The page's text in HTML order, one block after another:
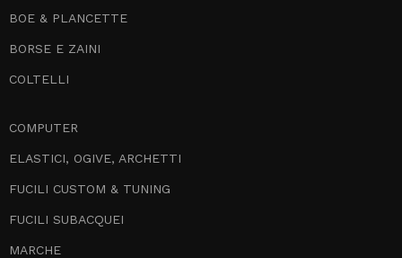
BOE & PLANCETTE
BORSE E ZAINI
COLTELLI
COMPUTER
ELASTICI, OGIVE, ARCHETTI
FUCILI CUSTOM & TUNING
FUCILI SUBACQUEI
MARCHE